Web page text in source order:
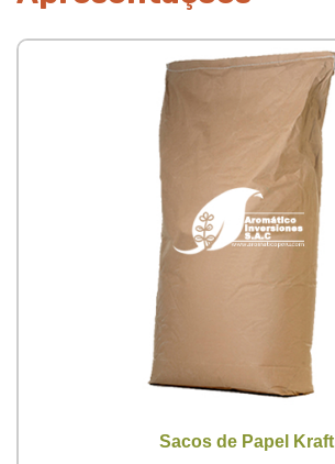
Sacos de Papel Kraft